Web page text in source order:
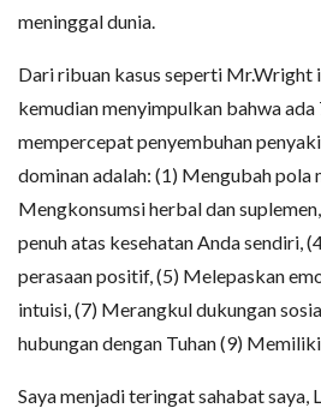
meninggal dunia.
Dari ribuan kasus seperti Mr.Wright
kemudian menyimpulkan bahwa
mempercepat penyembuhan
dominan adalah: (1) Mengubah pola
Mengkonsumsi herbal dan
penuh atas kesehatan Anda sendiri,
perasaan positif, (5) Melepaskan
intuisi, (7) Merangkul dukungan
hubungan dengan Tuhan (9)
Saya menjadi teringat sahabat saya,